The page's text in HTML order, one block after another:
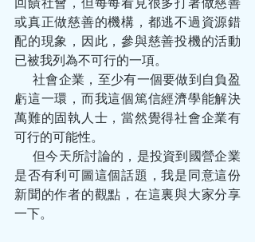
或真正做慈善的機構，都逃不過資源錯
配的現象，因此，參與慈善投機的活動
已被我列為不可行的一項。
       社會企業，至少有一個要做到自負盈
虧這一環，而我這個篤信經濟學能解決
萬難的固執人士，當然覺得社會企業有
可行的可能性。
       但今天所討論的，是投資到國營企業
是否有利可圖這個話題，我是同意這份
新聞的作者的觀點，在這裏與大家分享
一下。